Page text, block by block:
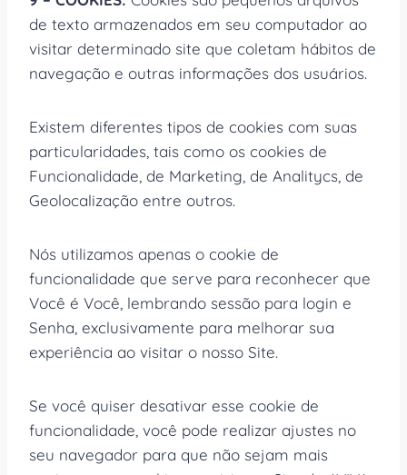
de texto armazenados em seu computador ao
visitar determinado site que coletam hábitos de
navegação e outras informações dos usuários.
Existem diferentes tipos de cookies com suas
particularidades, tais como os cookies de
Funcionalidade, de Marketing, de Analitycs, de
Geolocalização entre outros.
Nós utilizamos apenas o cookie de
funcionalidade que serve para reconhecer que
Você é Você, lembrando sessão para login e
Senha, exclusivamente para melhorar sua
experiência ao visitar o nosso Site.
Se você quiser desativar esse cookie de
funcionalidade, você pode realizar ajustes no
seu navegador para que não sejam mais